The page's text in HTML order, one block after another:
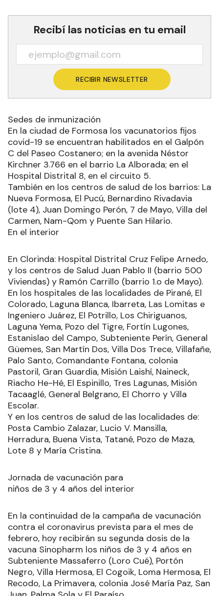
Recibí las noticias en tu email
RECIBIR NEWSLETTER
Sedes de inmunización
En la ciudad de Formosa los vacunatorios fijos
covid-19 se encuentran habilitados en el Galpón
C del Paseo Costanero; en la avenida Néstor
Kirchner 3.766 en el barrio La Alborada; en el
Hospital Distrital 8, en el circuito 5.
También en los centros de salud de los barrios: La
Nueva Formosa, El Pucú, Bernardino Rivadavia
(lote 4), Juan Domingo Perón, 7 de Mayo, Villa del
Carmen, Nam-Qom y Puente San Hilario.
En el interior
En Clorinda: Hospital Distrital Cruz Felipe Arnedo,
y los centros de Salud Juan Pablo II (barrio 500
Viviendas) y Ramón Carrillo (barrio 1.o de Mayo).
En los hospitales de las localidades de Pirané, El
Colorado, Laguna Blanca, Ibarreta, Las Lomitas e
Ingeniero Juárez, El Potrillo, Los Chiriguanos,
Laguna Yema, Pozo del Tigre, Fortín Lugones,
Estanislao del Campo, Subteniente Perín, General
Güemes, San Martín Dos, Villa Dos Trece, Villafañe,
Palo Santo, Comandante Fontana, colonia
Pastoril, Gran Guardia, Misión Laishí, Naineck,
Riacho He-Hé, El Espinillo, Tres Lagunas, Misión
Tacaaglé, General Belgrano, El Chorro y Villa
Escolar.
Y en los centros de salud de las localidades de:
Posta Cambio Zalazar, Lucio V. Mansilla,
Herradura, Buena Vista, Tatané, Pozo de Maza,
Lote 8 y María Cristina.
Jornada de vacunación para
niños de 3 y 4 años del interior
En la continuidad de la campaña de vacunación
contra el coronavirus prevista para el mes de
febrero, hoy recibirán su segunda dosis de la
vacuna Sinopharm los niños de 3 y 4 años en
Subteniente Massaferro (Loro Cué), Portón
Negro, Villa Hermosa, El Cogoik, Loma Hermosa, El
Recodo, La Primavera, colonia José María Paz, San